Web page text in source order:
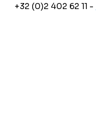
+32 (0)2 402 62 11 -